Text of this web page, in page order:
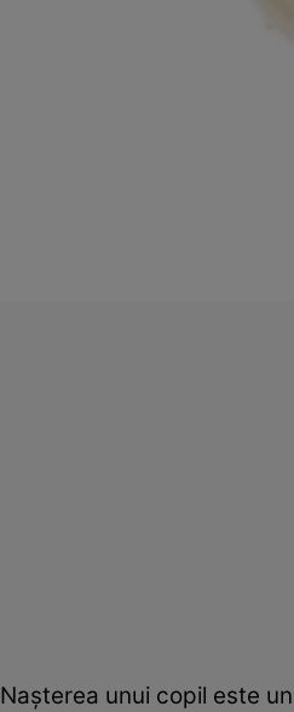
Naşterea unui copil este